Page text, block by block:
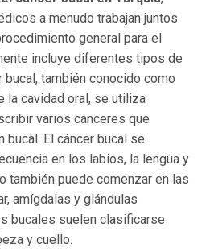
a menudo trabajan juntos
general para el
incluye diferentes tipos de
bucal, también conocido como
la cavidad oral, se utiliza
varios cánceres que
bucal. El cáncer bucal se
en los labios, la lengua y
también puede comenzar en las
amígdalas y glándulas
bucales suelen clasificarse
y cuello.